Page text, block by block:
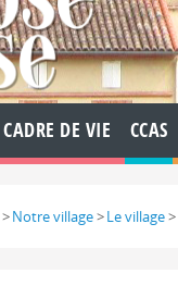
CADRE DE VIE CCAS
>Notre village>Le village>